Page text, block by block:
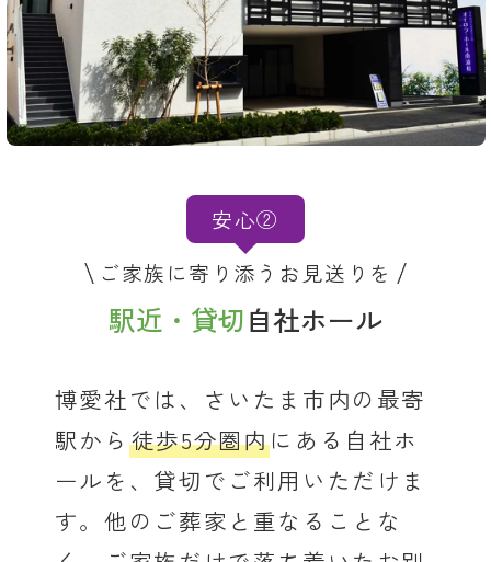
安心②
ご家族に寄り添うお見送りを
駅近・貸切自社ホール
博愛社では、さいたま市内の最寄
駅から 徒歩5分圏内にある自社ホ
ールを、貸切でご利用いただけま
す。他のご葬家と重なることな